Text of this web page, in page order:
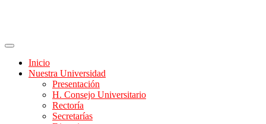
Inicio
Nuestra Universidad
Presentación
H. Consejo Universitario
Rectoría
Secretarías